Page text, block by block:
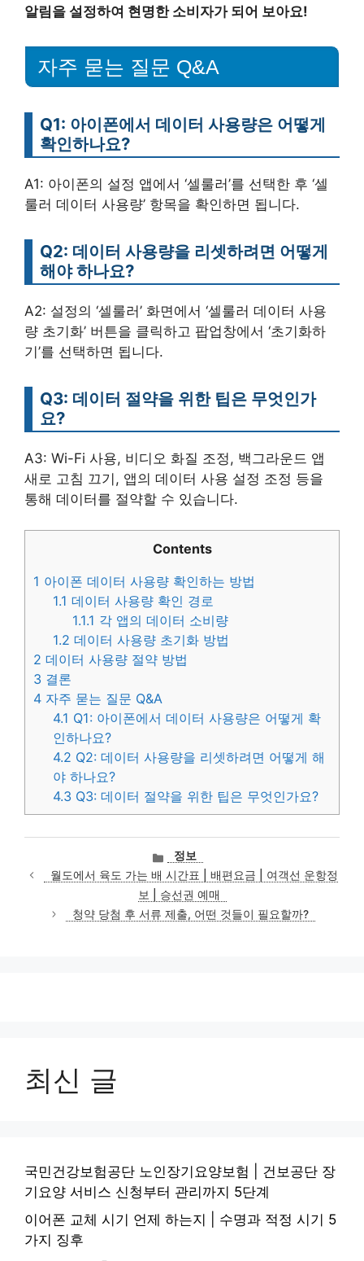
알림을 설정하여 현명한 소비자가 되어 보아요!
자주 묻는 질문 Q&A
Q1: 아이폰에서 데이터 사용량은 어떻게
확인하나요?
A1: 아이폰의 설정 앱에서 ‘셀룰러’를 선택한 후 ‘셀
룰러 데이터 사용량’ 항목을 확인하면 됩니다.
Q2: 데이터 사용량을 리셋하려면 어떻게
해야 하나요?
A2: 설정의 ‘셀룰러’ 화면에서 ‘셀룰러 데이터 사용
량 초기화’ 버튼을 클릭하고 팝업창에서 ‘초기화하
기’를 선택하면 됩니다.
Q3: 데이터 절약을 위한 팁은 무엇인가
요?
A3: Wi-Fi 사용, 비디오 화질 조정, 백그라운드 앱
새로 고침 끄기, 앱의 데이터 사용 설정 조정 등을
통해 데이터를 절약할 수 있습니다.
Contents
1 아이폰 데이터 사용량 확인하는 방법
1.1 데이터 사용량 확인 경로
1.1.1 각 앱의 데이터 소비량
1.2 데이터 사용량 초기화 방법
2 데이터 사용량 절약 방법
3 결론
4 자주 묻는 질문 Q&A
4.1 Q1: 아이폰에서 데이터 사용량은 어떻게 확
인하나요?
4.2 Q2: 데이터 사용량을 리셋하려면 어떻게 해
야 하나요?
4.3 Q3: 데이터 절약을 위한 팁은 무엇인가요?
카
테
고
리
정보
월도에서 육도 가는 배 시간표 | 배편요금 | 여객선 운항정
보 | 승선권 예매
청약 당첨 후 서류 제출, 어떤 것들이 필요할까?
최신 글
국민건강보험공단 노인장기요양보험 | 건보공단 장
기요양 서비스 신청부터 관리까지 5단계
이어폰 교체 시기 언제 하는지 | 수명과 적정 시기 5
가지 징후